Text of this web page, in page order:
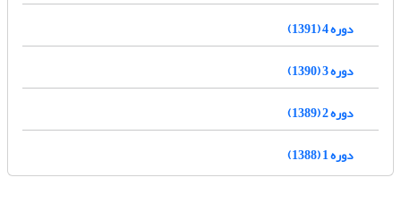
دوره 4 (1391)
دوره 3 (1390)
دوره 2 (1389)
دوره 1 (1388)